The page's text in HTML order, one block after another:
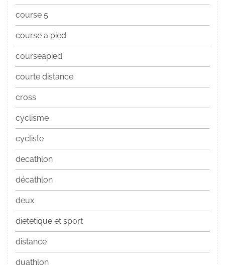
course 5
course a pied
courseapied
courte distance
cross
cyclisme
cycliste
decathlon
décathlon
deux
dietetique et sport
distance
duathlon